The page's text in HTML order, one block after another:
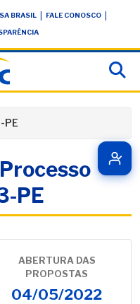
BRASIL FALE CONOSCO
PE
PE
ABERTURA DAS
PROPOSTAS
04/05/2022